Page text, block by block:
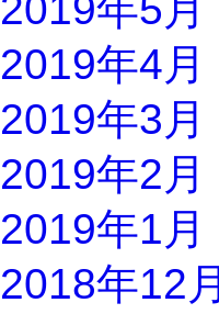
2019年4月
2019年3月
2019年2月
2019年1月
2018年12月